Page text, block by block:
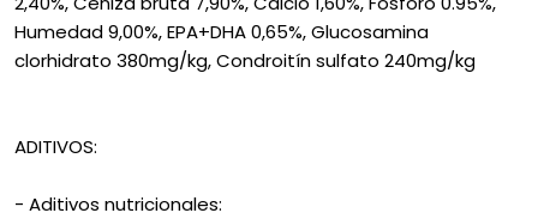
Humedad 9,00%, EPA+DHA 0,65%, Glucosamina
clorhidrato 380mg/kg, Condroitín sulfato 240mg/kg
ADITIVOS:
- Aditivos nutricionales: